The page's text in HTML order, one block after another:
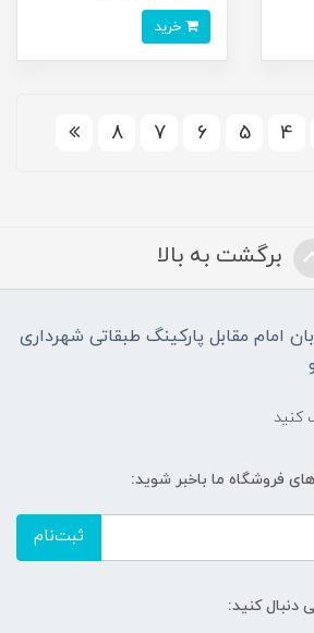
4
5
6
7
8
برگشت به بالا
امام مقابل پارکینگ طبقاتی شهرداری
کنید
فروشگاه ما باخبر شوید:
ثبت‌نام
دنبال کنید: